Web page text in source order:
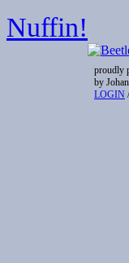
Nuffin!
proudly
by
LOGIN